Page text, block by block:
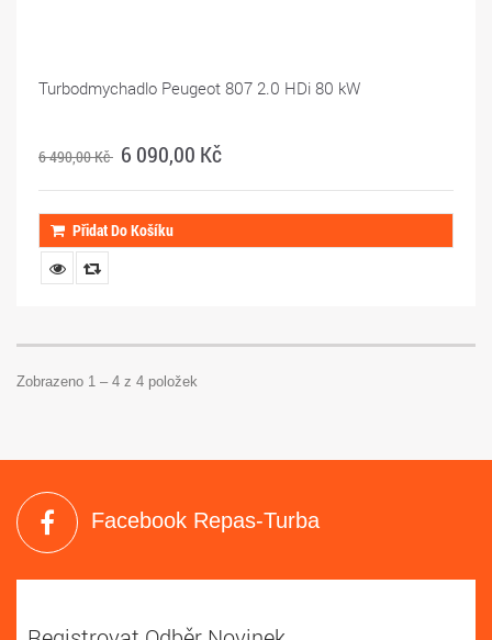
Turbodmychadlo Peugeot 807 2.0 HDi 80 kW
6 490,00 Kč 6 090,00 Kč
Přidat Do Košíku
Zobrazeno 1 – 4 z 4 položek
Facebook Repas-Turba